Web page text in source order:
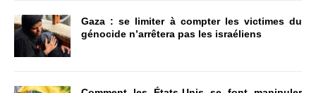
Gaza : se limiter à compter les victimes du
génocide n’arrêtera pas les israéliens